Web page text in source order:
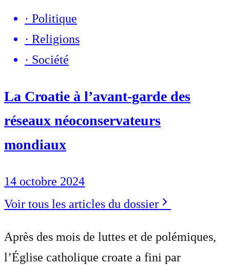
· Politique
· Religions
· Société
La Croatie à l’avant-garde des
réseaux néoconservateurs
mondiaux
14 octobre 2024
Voir tous les articles du dossier
Après des mois de luttes et de polémiques,
l’Église catholique croate a fini par